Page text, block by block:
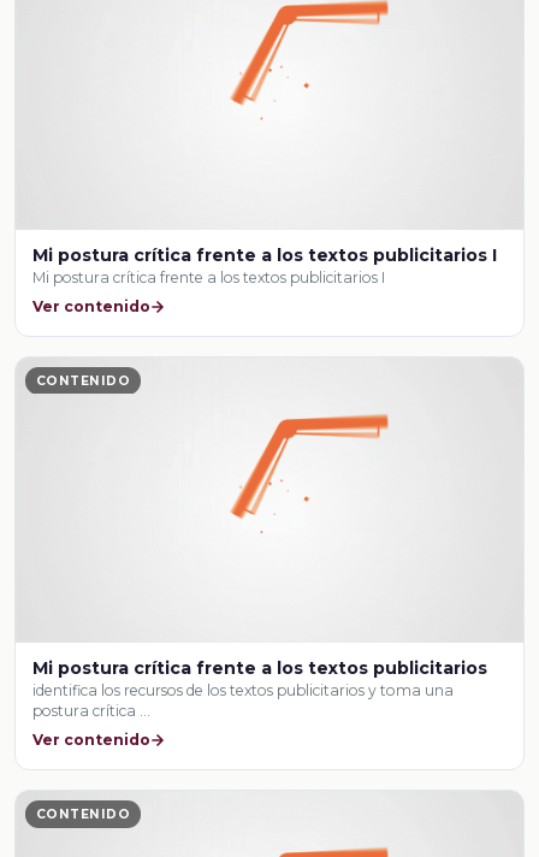
Mi postura crítica frente a los textos publicitarios I
Mi postura crítica frente a los textos publicitarios I
Ver contenido
CONTENIDO
Mi postura crítica frente a los textos publicitarios
identifica los recursos de los textos publicitarios y toma una
postura crítica …
Ver contenido
CONTENIDO